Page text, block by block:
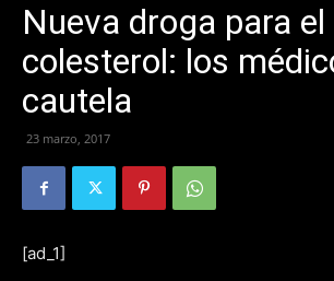
Nueva droga para el
colesterol: los
cautela
23 marzo, 2017
[ad_1]